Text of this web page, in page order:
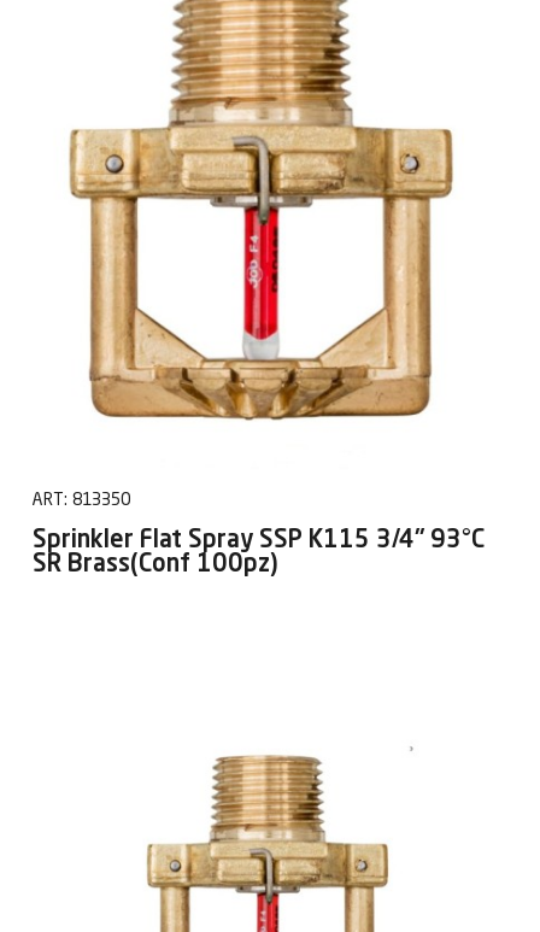
ART: 813350
Sprinkler Flat Spray SSP K115 3/4" 93°C
SR Brass(Conf 100pz)